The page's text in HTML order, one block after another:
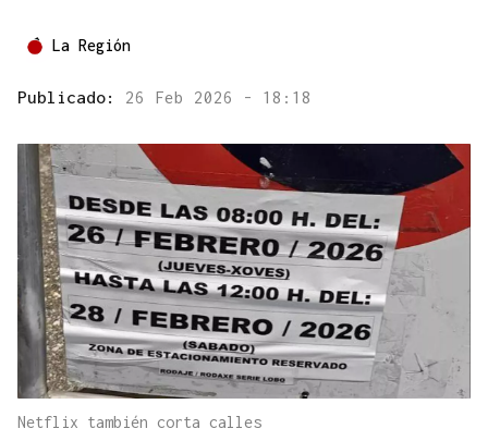
La Región
Publicado: 26 Feb 2026 - 18:18
Netflix también corta calles